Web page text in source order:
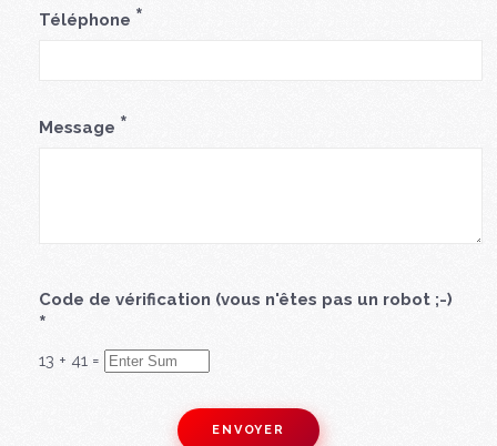
Téléphone *
Message *
Code de vérification (vous n'êtes pas un robot ;-)
*
13 + 41 =